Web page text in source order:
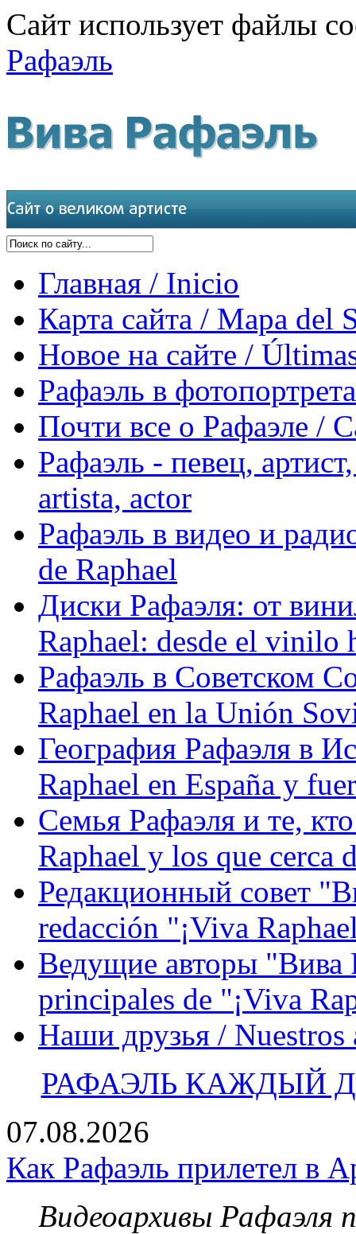
Сайт использует файлы
Рафаэль
Главная / Inicio
Карта сайта / Mapa del
Новое на сайте /
Рафаэль в
Почти все о Рафаэле /
Рафаэль - певец,
artista, actor
Рафаэль в видео и
de Raphael
Диски Рафаэля: от
Raphael: desde el vinilo
Рафаэль в Советском
Raphael en la Unión
География Рафаэля в
Raphael en España y
Семья Рафаэля и те,
Raphael y los que cerca
Редакционный совет
redacción "¡Viva
Ведущие авторы "Вива
principales de "¡Viva
Наши друзья / Nuestros
РАФАЭЛЬ КАЖДЫЙ
07.08.2026
Как Рафаэль прилетел в
Видеоархивы Рафаэля